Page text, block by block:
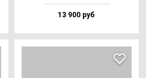
13 900 руб